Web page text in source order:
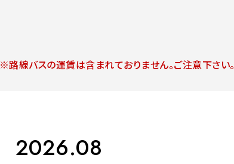
※路線バスの運賃は含まれておりません。ご注意下さい。
2026.08